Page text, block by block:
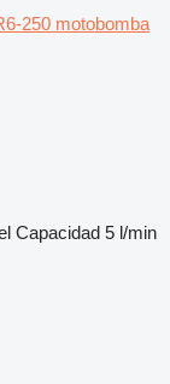
250 motobomba
Capacidad 5 l/min